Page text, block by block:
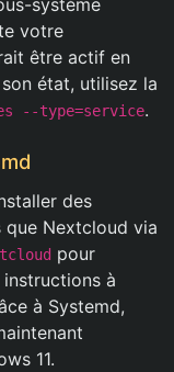
système
votre
être actif en
état, utilisez la
--type=service.
des
Nextcloud via
pour
à
à Systemd,
11.